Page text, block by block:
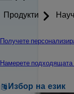
Продукти
Получете
Намерете подходящата
Избор на език